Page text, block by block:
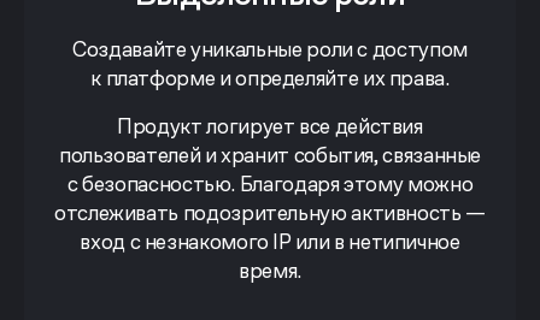
Создавайте уникальные роли с доступом
к платформе и определяйте их права.
Продукт логирует все действия
пользователей и хранит события, связанные
с безопасностью. Благодаря этому можно
отслеживать подозрительную активность —
вход с незнакомого IP или в нетипичное
время.